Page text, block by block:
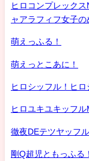
ヒロコンプレック
ャアラフィフ女子
萌えっふる！
萌えっとこあに！
ヒロシッフル！ヒ
ヒロユキユキッフ
徹夜DEテツヤッフ
剛Q超児ともっふる！